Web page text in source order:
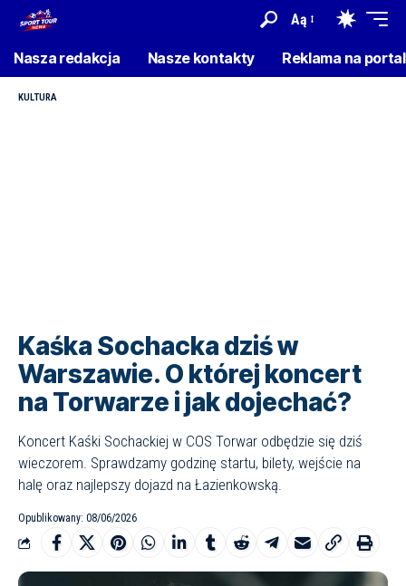
Aą
Nasza redakcja Nasze kontakty Reklama na
KULTURA
Kaśka Sochacka dziś w
Warszawie. O której koncert
na Torwarze i jak dojechać?
Koncert Kaśki Sochackiej w COS Torwar odbędzie się dziś
wieczorem. Sprawdzamy godzinę startu, bilety, wejście na
halę oraz najlepszy dojazd na Łazienkowską.
Opublikowany: 08/06/2026